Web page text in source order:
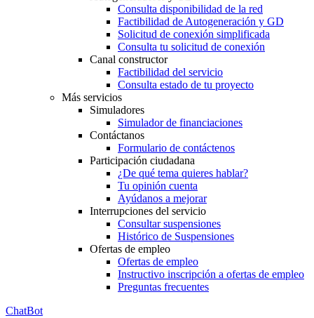
Consulta disponibilidad de la red
Factibilidad de Autogeneración y GD
Solicitud de conexión simplificada
Consulta tu solicitud de conexión
Canal constructor
Factibilidad del servicio
Consulta estado de tu proyecto
Más servicios
Simuladores
Simulador de financiaciones
Contáctanos
Formulario de contáctenos
Participación ciudadana
¿De qué tema quieres hablar?
Tu opinión cuenta
Ayúdanos a mejorar
Interrupciones del servicio
Consultar suspensiones
Histórico de Suspensiones
Ofertas de empleo
Ofertas de empleo
Instructivo inscripción a ofertas de empleo
Preguntas frecuentes
ChatBot